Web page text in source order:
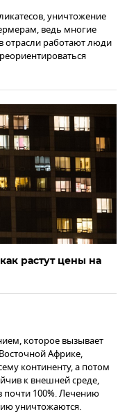
уничтожение
ведь многие
отрасли работают люди
растут цены на
которое вызывает
Африке,
континенту, а потом
к внешней среде,
почти 100%. Лечению
уничтожаются.